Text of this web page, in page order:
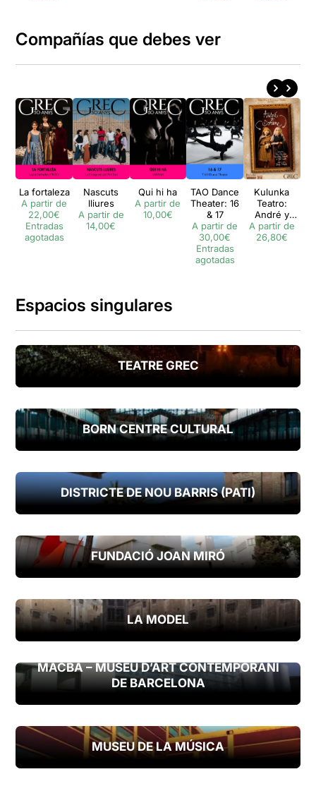
Compañías que debes ver
La fortaleza
A partir de
22,00€
Entradas
agotadas
Nascuts
lliures
A partir de
14,00€
Qui hi ha
A partir de
10,00€
TAO Dance
Theater: 16
& 17
A partir de
30,00€
Entradas
agotadas
Kulunka
Teatro:
André y
Dorine
A partir de
26,80€
Espacios singulares
TEATRE GREC
BORN CENTRE CULTURAL
DISTRICTE DE NOU BARRIS (PATI)
FUNDACIÓ JOAN MIRÓ
LA MODEL
MACBA – MUSEU D’ART CONTEMPORANI
DE BARCELONA
MUSEU DE LA MÚSICA